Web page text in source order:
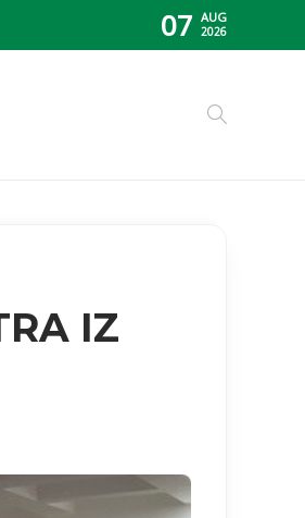
07 AUG
2026
IZ